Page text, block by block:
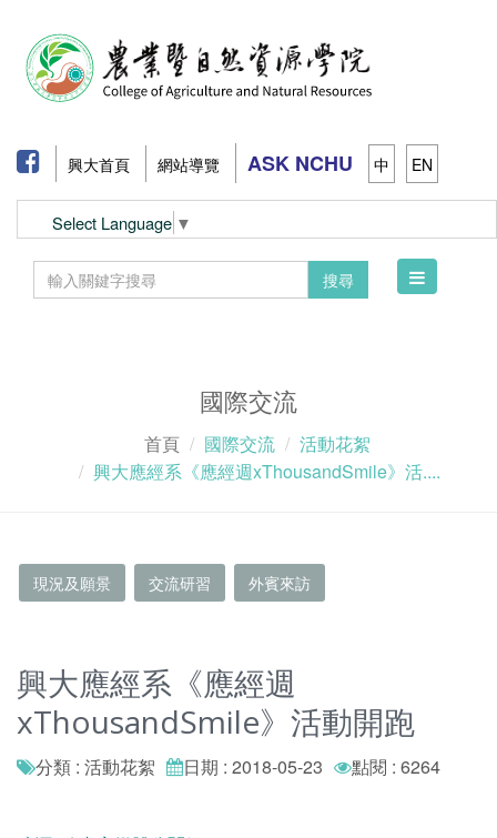
興大首頁 網站導覽 ASK NCHU 中 EN
Select Language ▼
搜尋
Toggle
國際交流
首頁 國際交流
活動花絮
興大應經系《應經週xThousandSmile》活....
現況及願景 交流研習 外賓來訪
興大應經系《應經週
xThousandSmile》活動開跑
分類 : 活動花絮 日期 : 2018-05-23 點閱 : 6264